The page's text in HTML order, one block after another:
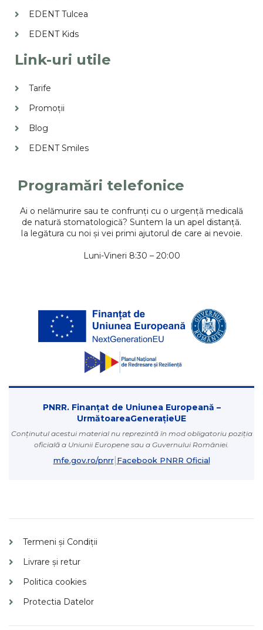
EDENT Tulcea
EDENT Kids
Link-uri utile
Tarife
Promoții
Blog
EDENT Smiles
Programări telefonice
Ai o nelămurire sau te confrunți cu o urgență medicală
de natură stomatologică? Suntem la un apel distanță.
Ia legătura cu noi și vei primi ajutorul de care ai nevoie.
Luni-Vineri 8:30 – 20:00
PNRR. Finanțat de Uniunea Europeană –
UrmătoareaGenerațieUE
Conținutul acestui material nu reprezintă în mod obligatoriu poziția
oficială a Uniunii Europene sau a Guvernului României.
mfe.gov.ro/pnrr| Facebook PNRR Oficial
Termeni și Condiții
Livrare și retur
Politica cookies
Protectia Datelor